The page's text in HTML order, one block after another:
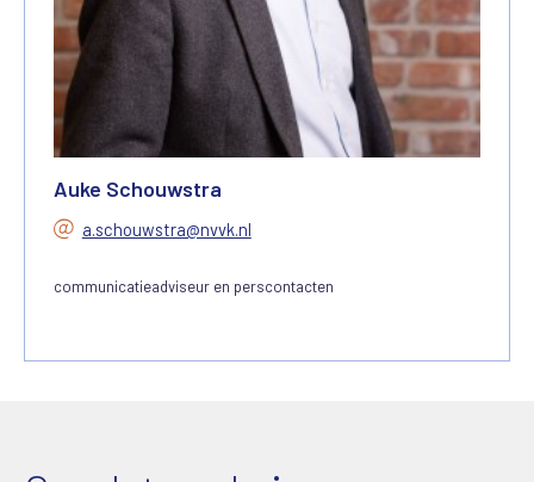
Auke Schouwstra
a.schouwstra@nvvk.nl
communicatieadviseur en perscontacten